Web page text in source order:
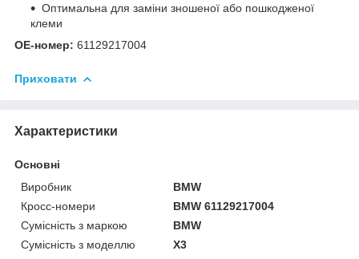
Оптимальна для заміни зношеної або пошкодженої
клеми
OE-номер: 61129217004
Приховати
Характеристики
Основні
Виробник
BMW
Кросс-номери
BMW 61129217004
Сумісність з маркою
BMW
Сумісність з моделлю
X3